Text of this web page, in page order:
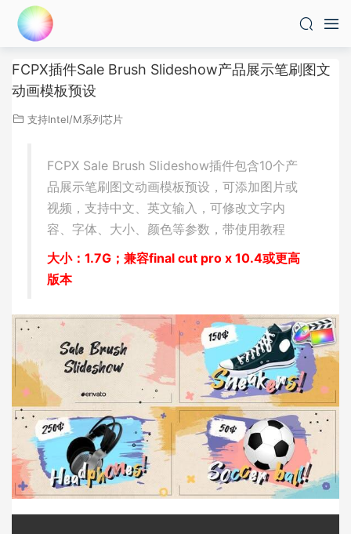
FCPX插件Sale Brush Slideshow产品展示笔刷图文
动画模板预设
支持Intel/M系列芯片
FCPX Sale Brush Slideshow插件包含10个产
品展示笔刷图文动画模板预设，可添加图片或
视频，支持中文、英文输入，可修改文字内
容、字体、大小、颜色等参数，带使用教程
大小：1.7G；兼容final cut pro x 10.4或更高
版本